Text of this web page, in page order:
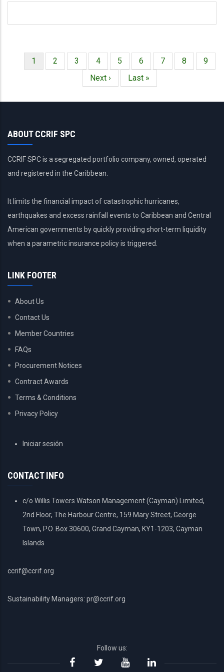
Paginación
Página
actual
1 Página
2 Página
3 Página
4 Página
5 Página
6 Página
7 Página
8
9
Siguiente
página
Next ›
Última
página
Last »
ABOUT CCRIF SPC
CCRIF SPC is a segregated portfolio company, owned, operated
and registered in the Caribbean.
It limits the financial impact of catastrophic hurricanes,
earthquakes and excess rainfall events to Caribbean and Central
American governments by quickly providing short-term liquidity
when a parametric insurance policy is triggered.
LINK FOOTER
About Us
Contact Us
Member Countries
FAQs
Procurement Notices
Contract Awards
Terms & Conditions
Privacy Policy
USERIniciar sesión
CONTACT INFO
c/o Willis Towers Watson Management (Cayman) Limited,
2nd Floor, The Harbour Centre, 159 Mary Street, George
Town, P.O. Box 30600, Grand Cayman, KY1-1203, Cayman
Islands
ccrif@ccrif.org
Sustainability Managers: pr@ccrif.org
Follow us: